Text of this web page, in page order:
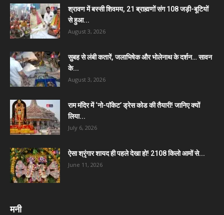
श्रावण में बस्सी शिवमय, 21 ब्राह्मणों संग 108 जड़ी-बूटियों
से हुआ...
August 3, 2026
सुबह से लंबी कतारें, जलाभिषेक और भोलेनाथ के दर्शन… सावन
के...
August 3, 2026
राम मंदिर में ‘नो-पॉकेट’ ड्रेस कोड की तैयारी! जानिए क्यों
लिया...
July 6, 2026
ऐसा श्रृंगार शायद ही पहले देखा हो! 2108 किलो आमों से...
June 11, 2026
मनी